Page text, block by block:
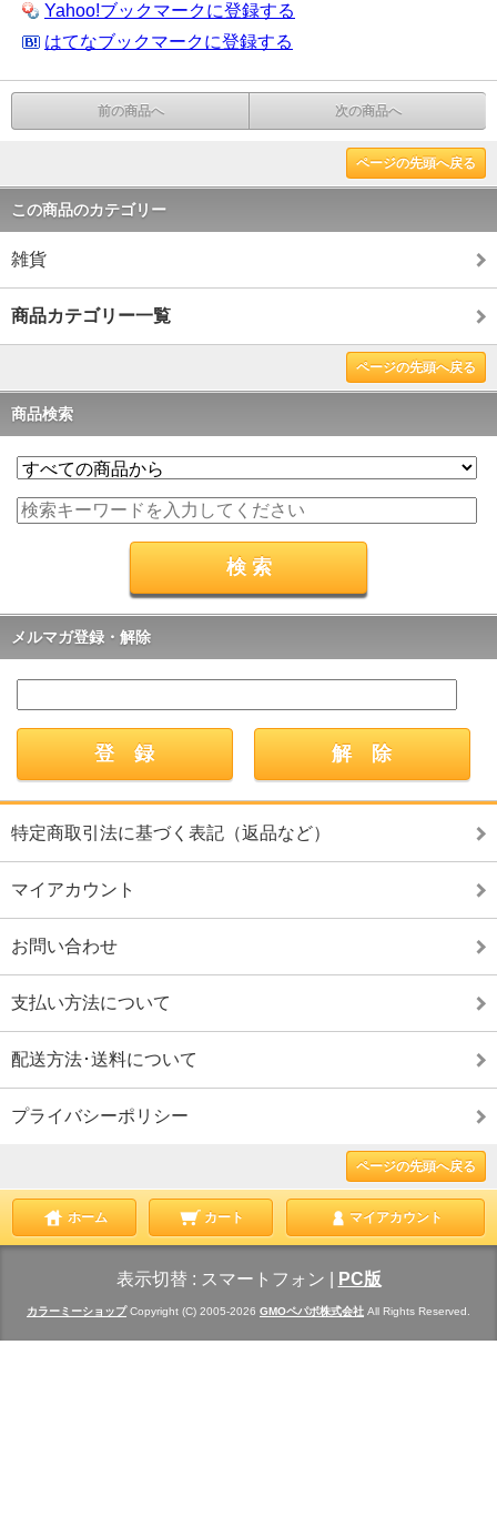
Yahoo!ブックマークに登録する
はてなブックマークに登録する
前の商品へ 次の商品へ
ページの先頭へ戻る
この商品のカテゴリー
雑貨
商品カテゴリー一覧
ページの先頭へ戻る
商品検索
メルマガ登録・解除
特定商取引法に基づく表記（返品など）
マイアカウント
お問い合わせ
支払い方法について
配送方法･送料について
プライバシーポリシー
ページの先頭へ戻る
ホーム カート マイアカウント
表示切替 : スマートフォン PC版
カラーミーショップCopyright (C) 2005-2026 GMOペパボ株式会社 All Rights Reserved.